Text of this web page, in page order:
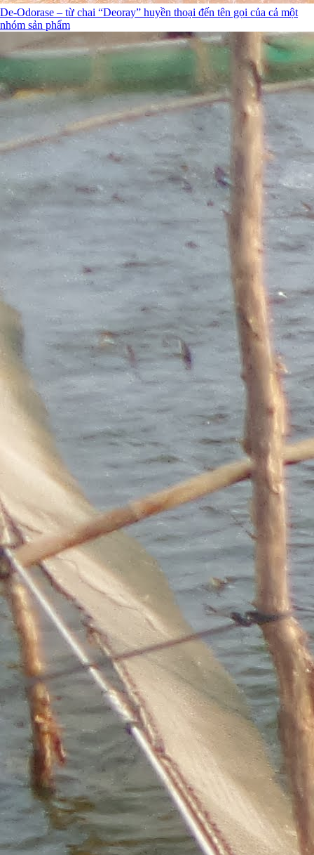
De-Odorase – từ chai “Deoray” huyền thoại đến tên gọi của cả một
nhóm sản phẩm